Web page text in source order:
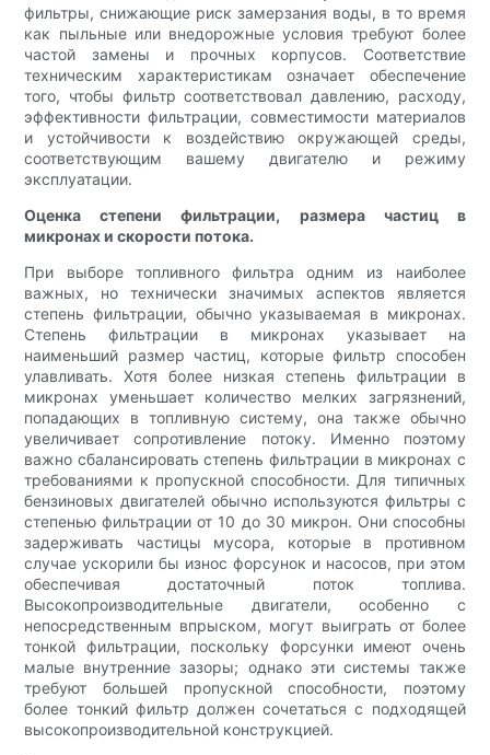
фильтры, снижающие риск замерзания воды, в то время
как пыльные или внедорожные условия требуют более
частой замены и прочных корпусов. Соответствие
техническим характеристикам означает обеспечение
того, чтобы фильтр соответствовал давлению, расходу,
эффективности фильтрации, совместимости материалов
и устойчивости к воздействию окружающей среды,
соответствующим вашему двигателю и режиму
эксплуатации.
Оценка степени фильтрации, размера частиц в
микронах и скорости потока.
При выборе топливного фильтра одним из наиболее
важных, но технически значимых аспектов является
степень фильтрации, обычно указываемая в микронах.
Степень фильтрации в микронах указывает на
наименьший размер частиц, которые фильтр способен
улавливать. Хотя более низкая степень фильтрации в
микронах уменьшает количество мелких загрязнений,
попадающих в топливную систему, она также обычно
увеличивает сопротивление потоку. Именно поэтому
важно сбалансировать степень фильтрации в микронах с
требованиями к пропускной способности. Для типичных
бензиновых двигателей обычно используются фильтры с
степенью фильтрации от 10 до 30 микрон. Они способны
задерживать частицы мусора, которые в противном
случае ускорили бы износ форсунок и насосов, при этом
обеспечивая достаточный поток топлива.
Высокопроизводительные двигатели, особенно с
непосредственным впрыском, могут выиграть от более
тонкой фильтрации, поскольку форсунки имеют очень
малые внутренние зазоры; однако эти системы также
требуют большей пропускной способности, поэтому
более тонкий фильтр должен сочетаться с подходящей
высокопроизводительной конструкцией.